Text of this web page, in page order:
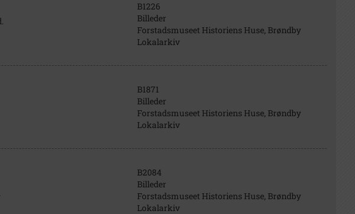
B1226
Billeder
Forstadsmuseet Historiens Huse, Brøndby
Lokalarkiv
B1871
Billeder
Forstadsmuseet Historiens Huse, Brøndby
Lokalarkiv
B2084
Billeder
Forstadsmuseet Historiens Huse, Brøndby
Lokalarkiv